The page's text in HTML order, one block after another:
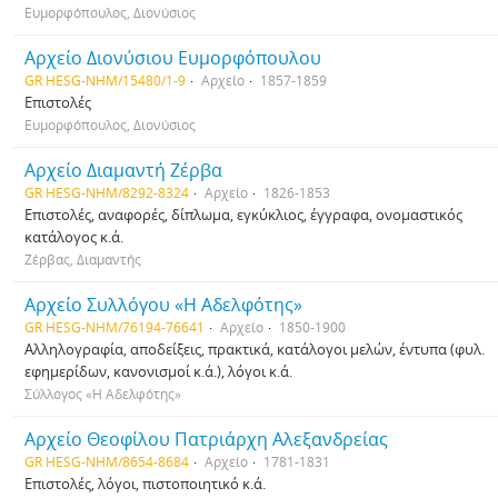
Ευμορφόπουλος, Διονύσιος
Αρχείο Διονύσιου Ευμορφόπουλου
GR HESG-NHM/15480/1-9 Αρχείο 1857-1859
Επιστολές
Ευμορφόπουλος, Διονύσιος
Αρχείο Διαμαντή Ζέρβα
GR HESG-NHM/8292-8324 Αρχείο 1826-1853
Επιστολές, αναφορές, δίπλωμα, εγκύκλιος, έγγραφα, ονομαστικός
κατάλογος κ.ά.
Ζέρβας, Διαμαντής
Αρχείο Συλλόγου «Η Αδελφότης»
GR HESG-NHM/76194-76641 Αρχείο 1850-1900
Αλληλογραφία, αποδείξεις, πρακτικά, κατάλογοι μελών, έντυπα (φυλ.
εφημερίδων, κανονισμοί κ.ά.), λόγοι κ.ά.
Σύλλογος «Η Αδελφότης»
Αρχείο Θεοφίλου Πατριάρχη Αλεξανδρείας
GR HESG-NHM/8654-8684 Αρχείο 1781-1831
Επιστολές, λόγοι, πιστοποιητικό κ.ά.